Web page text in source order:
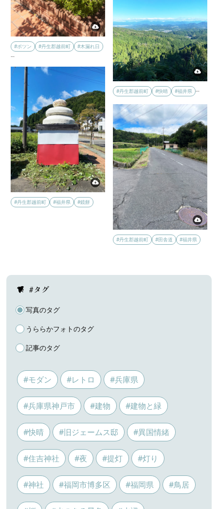
#ポツン #丹生郡越前町
#木漏れ日
…
#丹生郡越前町 #快晴 #福井県 …
#丹生郡越前町 #福井県 #鏡餅
#丹生郡越前町 #田舎道 #福井県
#タグ
写真のタグ
うららかフォトのタグ
記事のタグ
#モダン #レトロ #兵庫県
#兵庫県神戸市 #建物 #建物と緑
#快晴 #旧ジェームス邸 #異国情緒
#住吉神社 #夜 #提灯 #灯り
#神社 #福岡市博多区 #福岡県 #鳥居